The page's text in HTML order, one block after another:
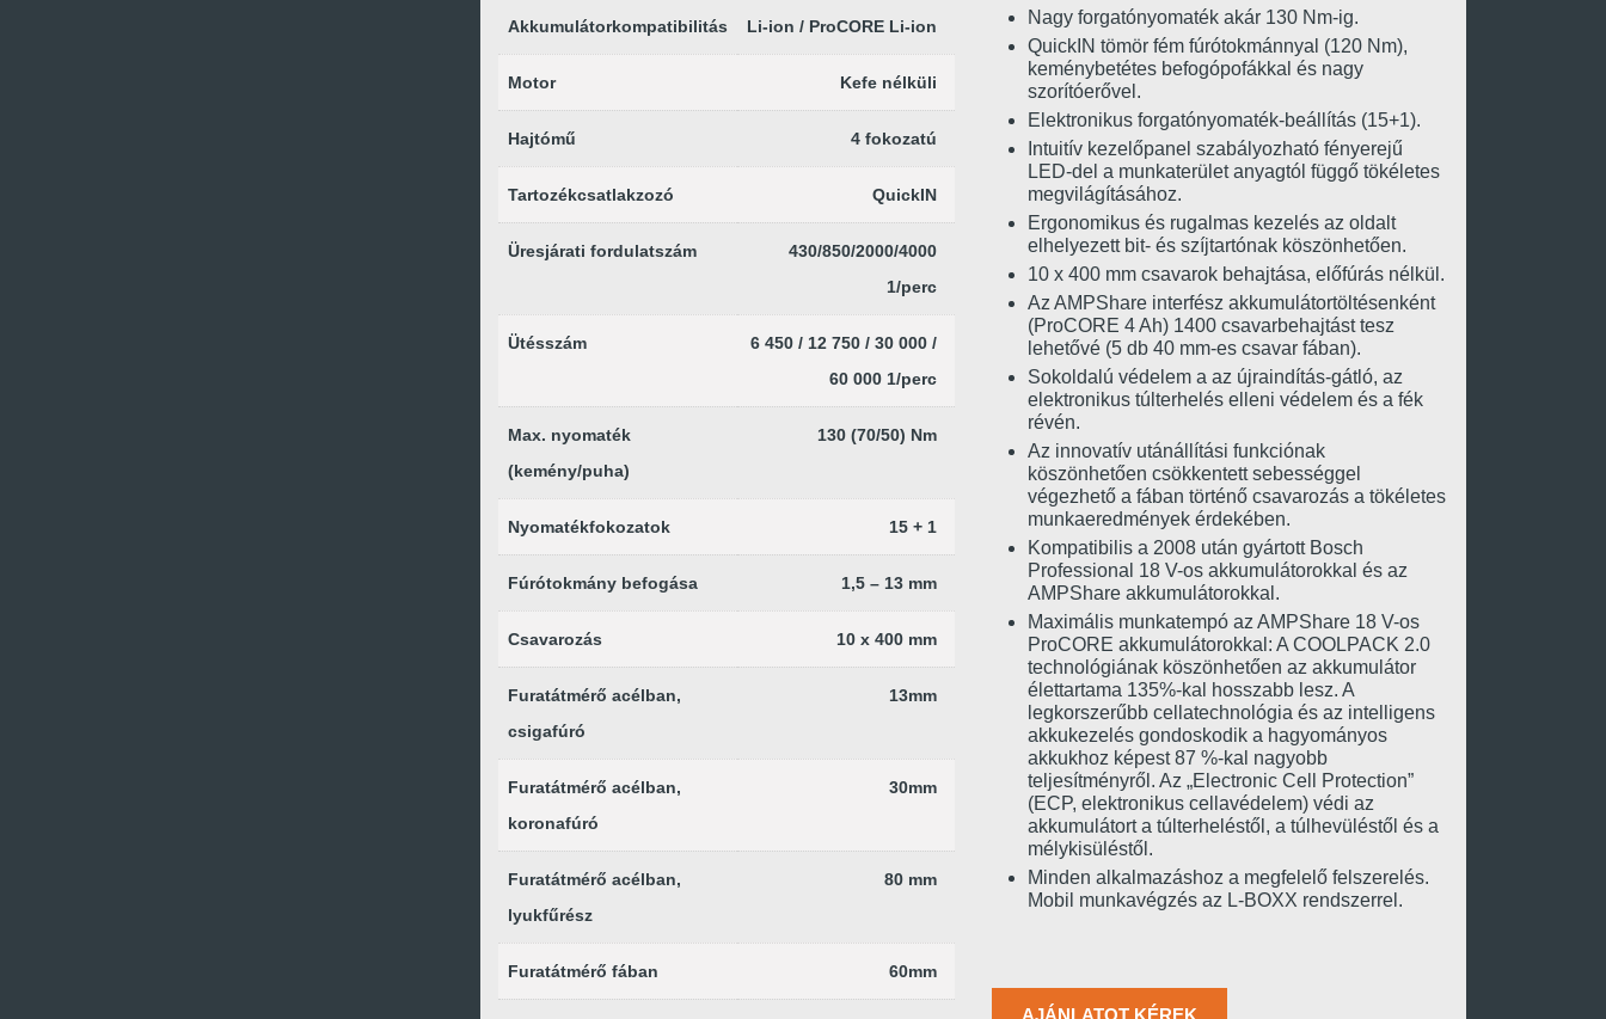
Akkumulátorkompatibilitás Li-ion / ProCORE Li-ion
Motor Kefe nélküli
Hajtómű 4 fokozatú
Tartozékcsatlakzozó QuickIN
Üresjárati fordulatszám
430/850/2000/4000
1/perc
Ütésszám
6 450 / 12 750 / 30 000 /
60 000 1/perc
Max. nyomaték
(kemény/puha)
130 (70/50) Nm
Nyomatékfokozatok 15 + 1
Fúrótokmány befogása 1,5 – 13 mm
Csavarozás 10 x 400 mm
Furatátmérő acélban,
csigafúró
13mm
Furatátmérő acélban,
koronafúró
30mm
Furatátmérő acélban,
lyukfűrész
80 mm
Furatátmérő fában 60mm
Nagy forgatónyomaték akár 130 Nm-ig.
QuickIN tömör fém fúrótokmánnyal (120 Nm),
keménybetétes befogópofákkal és nagy
szorítóerővel.
Elektronikus forgatónyomaték-beállítás (15+1).
Intuitív kezelőpanel szabályozható fényerejű
LED-del a munkaterület anyagtól függő tökéletes
megvilágításához.
Ergonomikus és rugalmas kezelés az oldalt
elhelyezett bit- és szíjtartónak köszönhetően.
10 x 400 mm csavarok behajtása, előfúrás nélkül.
Az AMPShare interfész akkumulátortöltésenként
(ProCORE 4 Ah) 1400 csavarbehajtást tesz
lehetővé (5 db 40 mm-es csavar fában).
Sokoldalú védelem a az újraindítás-gátló, az
elektronikus túlterhelés elleni védelem és a fék
révén.
Az innovatív utánállítási funkciónak
köszönhetően csökkentett sebességgel
végezhető a fában történő csavarozás a tökéletes
munkaeredmények érdekében.
Kompatibilis a 2008 után gyártott Bosch
Professional 18 V-os akkumulátorokkal és az
AMPShare akkumulátorokkal.
Maximális munkatempó az AMPShare 18 V-os
ProCORE akkumulátorokkal: A COOLPACK 2.0
technológiának köszönhetően az akkumulátor
élettartama 135%-kal hosszabb lesz. A
legkorszerűbb cellatechnológia és az intelligens
akkukezelés gondoskodik a hagyományos
akkukhoz képest 87 %-kal nagyobb
teljesítményről. Az „Electronic Cell Protection”
(ECP, elektronikus cellavédelem) védi az
akkumulátort a túlterheléstől, a túlhevüléstől és a
mélykisüléstől.
Minden alkalmazáshoz a megfelelő felszerelés.
Mobil munkavégzés az L-BOXX rendszerrel.